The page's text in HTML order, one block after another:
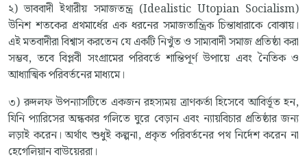
২) ভাববাদী ইথারীয় সমাজতন্ত্র (Idealistic Utopian Socialism)
উনিশ শতকের প্রথমার্ধের এক ধরনের সমাজতান্ত্রিক চিন্তাধারাকে বোঝায়।
এই মতবাদীরা বিশ্বাস করতেন যে একটি নিখুঁত ও সাম্যবাদী সমাজ প্রতিষ্ঠা করা
সম্ভব, তবে বিপ্লবী সংগ্রামের পরিবর্তে শান্তিপূর্ণ উপায়ে এবং নৈতিক ও
আধ্যাত্মিক পরিবর্তনের মাধ্যমে।
৩) রুদলফ উপন্যাসটিতে একজন রহস্যময় ত্রাণকর্তা হিসেবে আবির্ভূত হন,
যিনি প্যারিসের অন্ধকার গলিতে ঘুরে বেড়ান এবং ন্যায়বিচার প্রতিষ্ঠার জন্য
লড়াই করেন। অর্থাৎ শুধুই কল্পনা, প্রকৃত পরিবর্তনের পথ নির্দেশ করেন না
হেগেলিয়ান বাউয়েররা।